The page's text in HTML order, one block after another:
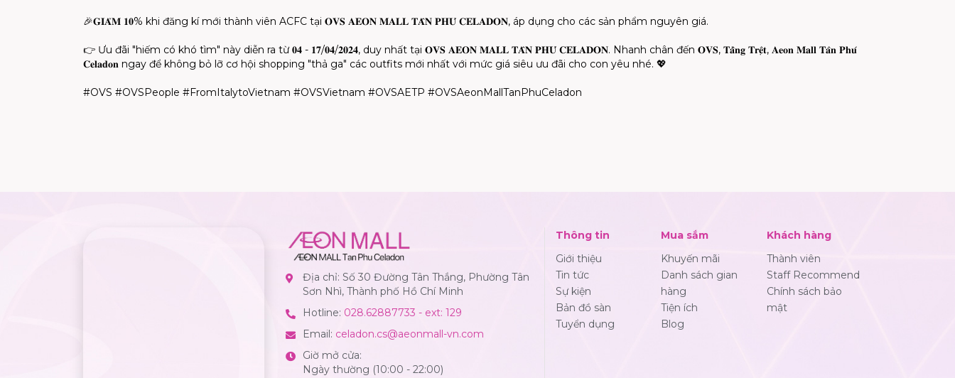
🎉𝐆𝐈𝐀̉𝐌 𝟏𝟎% khi đăng kí mới thành viên ACFC tại 𝐎𝐕𝐒 𝐀𝐄𝐎𝐍 𝐌𝐀𝐋𝐋 𝐓𝐀̂𝐍 𝐏𝐇𝐔́ 𝐂𝐄𝐋𝐀𝐃𝐎𝐍, áp dụng cho các sản phẩm nguyên giá.
👉 Ưu đãi "hiếm có khó tìm" này diễn ra từ 𝟎𝟒 - 𝟏𝟕/𝟎𝟒/𝟐𝟎𝟐𝟒, duy nhất tại 𝐎𝐕𝐒 𝐀𝐄𝐎𝐍 𝐌𝐀𝐋𝐋 𝐓𝐀̂𝐍 𝐏𝐇𝐔́ 𝐂𝐄𝐋𝐀𝐃𝐎𝐍. Nhanh chân đến 𝐎𝐕𝐒, 𝐓𝐚̂̀𝐧𝐠 𝐓𝐫𝐞̣̂𝐭, 𝐀𝐞𝐨𝐧 𝐌𝐚𝐥𝐥 𝐓𝐚̂𝐧 𝐏𝐡𝐮́
𝐂𝐞𝐥𝐚𝐝𝐨𝐧 ngay để không bỏ lỡ cơ hội shopping "thả ga" các outfits mới nhất với mức giá siêu ưu đãi cho con yêu nhé. 💖
#OVS #OVSPeople #FromItalytoVietnam #OVSVietnam #OVSAETP #OVSAeonMallTanPhuCeladon
Địa chỉ: Số 30 Đường Tân Thắng, Phường Tân
Sơn Nhì, Thành phố Hồ Chí Minh
Hotline: 028.62887733 - ext: 129
Email: celadon.cs@aeonmall-vn.com
Giờ mở cửa:
Ngày thường (10:00 - 22:00)
Thông tin
Giới thiệu
Tin tức
Sự kiện
Bản đồ sàn
Tuyển dụng
Mua sắm
Khuyến mãi
Danh sách gian
hàng
Tiện ích
Blog
Khách hàng
Thành viên
Staff Recommend
Chính sách bảo
mật